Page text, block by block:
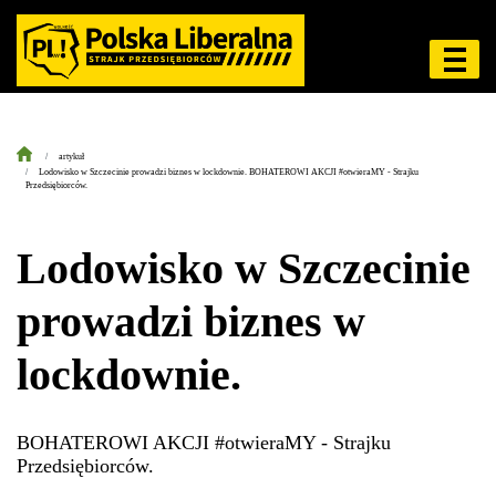
artykuł
Lodowisko w Szczecinie prowadzi biznes w lockdownie. BOHATEROWI AKCJI #otwieraMY - Strajku
Przedsiębiorców.
Lodowisko w Szczecinie
prowadzi biznes w
lockdownie.
BOHATEROWI AKCJI #otwieraMY - Strajku
Przedsiębiorców.